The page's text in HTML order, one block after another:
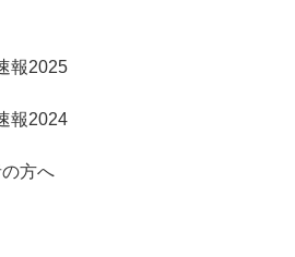
報2025
報2024
方へ